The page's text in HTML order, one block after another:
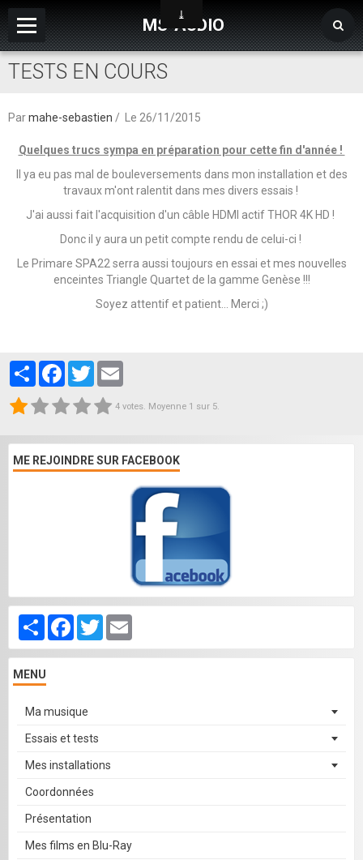
MS-AUDIO
Page d'accueil
Forums de discussion
TESTS EN COURS
Parmahe-sebastien Le 26/11/2015
Quelques trucs sympa en préparation pour cette fin d'année !
Il ya eu pas mal de bouleversements dans mon installation et des
travaux m'ont ralentit dans mes divers essais !
J'ai aussi fait l'acquisition d'un câble HDMI actif THOR 4K HD !
Donc il y aura un petit compte rendu de celui-ci !
Le Primare SPA22 serra aussi toujours en essai et mes nouvelles
enceintes Triangle Quartet de la gamme Genèse !!!
Soyez attentif et patient... Merci ;)
PartagerFacebook
Twitter
4 votes. Moyenne 1 sur 5.
ME REJOINDRE SUR FACEBOOK
PartagerFacebook
Twitter
MENU
Ma musique
Essais et tests
Mes installations
Coordonnées
Présentation
Mes films en Blu-Ray